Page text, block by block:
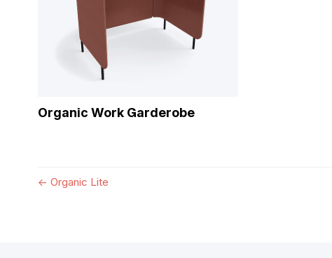
Organic Work Garderobe
← Organic Lite